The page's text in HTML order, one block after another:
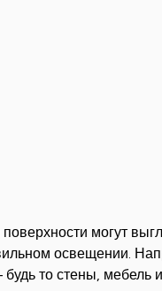
могут
освещении.
то стены, мебель